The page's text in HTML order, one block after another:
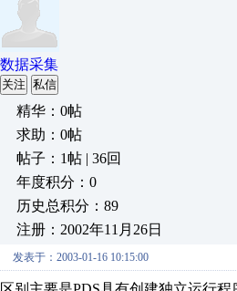
数据采集
关注 私信
精华：0帖
求助：0帖
帖子：1帖 | 36回
年度积分：0
历史总积分：89
注册：2002年11月26日
发表于：2003-01-16 10:15:00